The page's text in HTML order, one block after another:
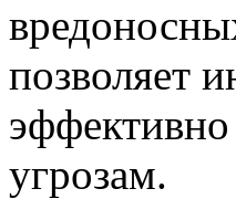
позволяет
угрозам.